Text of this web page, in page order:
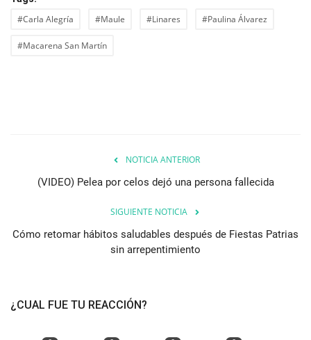
#Carla Alegría #Maule #Linares #Paulina Álvarez
#Macarena San Martín
NOTICIA ANTERIOR
(VIDEO) Pelea por celos dejó una persona fallecida
SIGUIENTE NOTICIA
Cómo retomar hábitos saludables después de Fiestas Patrias
sin arrepentimiento
¿CUAL FUE TU REACCIÓN?